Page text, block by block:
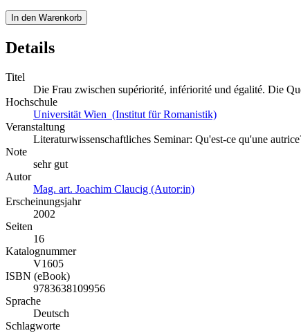
In den Warenkorb
Details
Titel
Die Frau zwischen supériorité, infériorité und égalité. Die
Hochschule
Universität Wien (Institut für Romanistik)
Veranstaltung
Literaturwissenschaftliches Seminar: Qu'est-ce qu'une
Note
sehr gut
Autor
Mag. art. Joachim Claucig (Autor:in)
Erscheinungsjahr
2002
Seiten
16
Katalognummer
V1605
ISBN (eBook)
9783638109956
Sprache
Deutsch
Schlagworte